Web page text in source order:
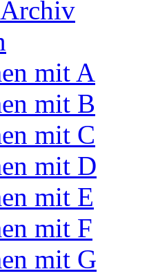
mit A
mit B
mit C
mit D
mit E
mit F
mit G